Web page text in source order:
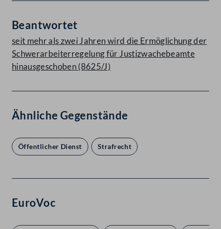
Beantwortet
seit mehr als zwei Jahren wird die Ermöglichung der
Schwerarbeiterregelung für Justizwachebeamte
hinausgeschoben (8625/J)
Ähnliche Gegenstände
Öffentlicher Dienst Strafrecht
EuroVoc